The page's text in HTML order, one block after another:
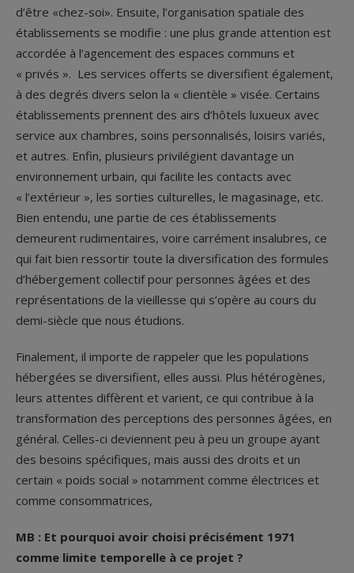
d’être «chez-soi». Ensuite, l’organisation spatiale des
établissements se modifie : une plus grande attention est
accordée à l’agencement des espaces communs et
« privés ». Les services offerts se diversifient également,
à des degrés divers selon la « clientèle » visée. Certains
établissements prennent des airs d’hôtels luxueux avec
service aux chambres, soins personnalisés, loisirs variés,
et autres. Enfin, plusieurs privilégient davantage un
environnement urbain, qui facilite les contacts avec
« l’extérieur », les sorties culturelles, le magasinage, etc.
Bien entendu, une partie de ces établissements
demeurent rudimentaires, voire carrément insalubres, ce
qui fait bien ressortir toute la diversification des formules
d’hébergement collectif pour personnes âgées et des
représentations de la vieillesse qui s’opère au cours du
demi-siècle que nous étudions.
Finalement, il importe de rappeler que les populations
hébergées se diversifient, elles aussi. Plus hétérogènes,
leurs attentes diffèrent et varient, ce qui contribue à la
transformation des perceptions des personnes âgées, en
général. Celles-ci deviennent peu à peu un groupe ayant
des besoins spécifiques, mais aussi des droits et un
certain « poids social » notamment comme électrices et
comme consommatrices,
MB : Et pourquoi avoir choisi précisément 1971
comme limite temporelle à ce projet ?